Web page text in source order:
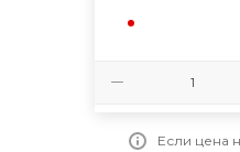
Если цена